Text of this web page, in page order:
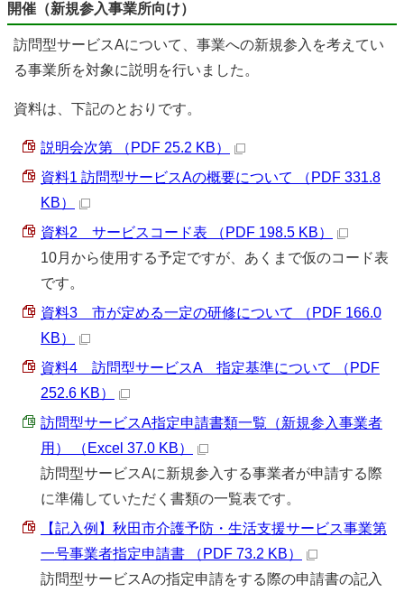
開催（新規参入事業所向け）
訪問型サービスAについて、事業への新規参入を考えてい
る事業所を対象に説明を行いました。
資料は、下記のとおりです。
説明会次第 （PDF 25.2 KB）
資料1 訪問型サービスAの概要について （PDF 331.8
KB）
資料2 サービスコード表 （PDF 198.5 KB）
10月から使用する予定ですが、あくまで仮のコード表
です。
資料3 市が定める一定の研修について （PDF 166.0
KB）
資料4 訪問型サービスA 指定基準について （PDF
252.6 KB）
訪問型サービスA指定申請書類一覧（新規参入事業者
用） （Excel 37.0 KB）
訪問型サービスAに新規参入する事業者が申請する際
に準備していただく書類の一覧表です。
【記入例】秋田市介護予防・生活支援サービス事業第
一号事業者指定申請書 （PDF 73.2 KB）
訪問型サービスAの指定申請をする際の申請書の記入